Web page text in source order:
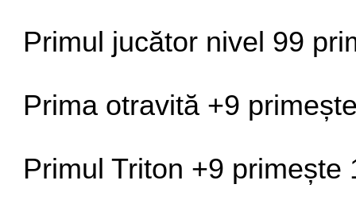
Primul jucător nivel 99
Prima otravită +9
Primul Triton +9 primește